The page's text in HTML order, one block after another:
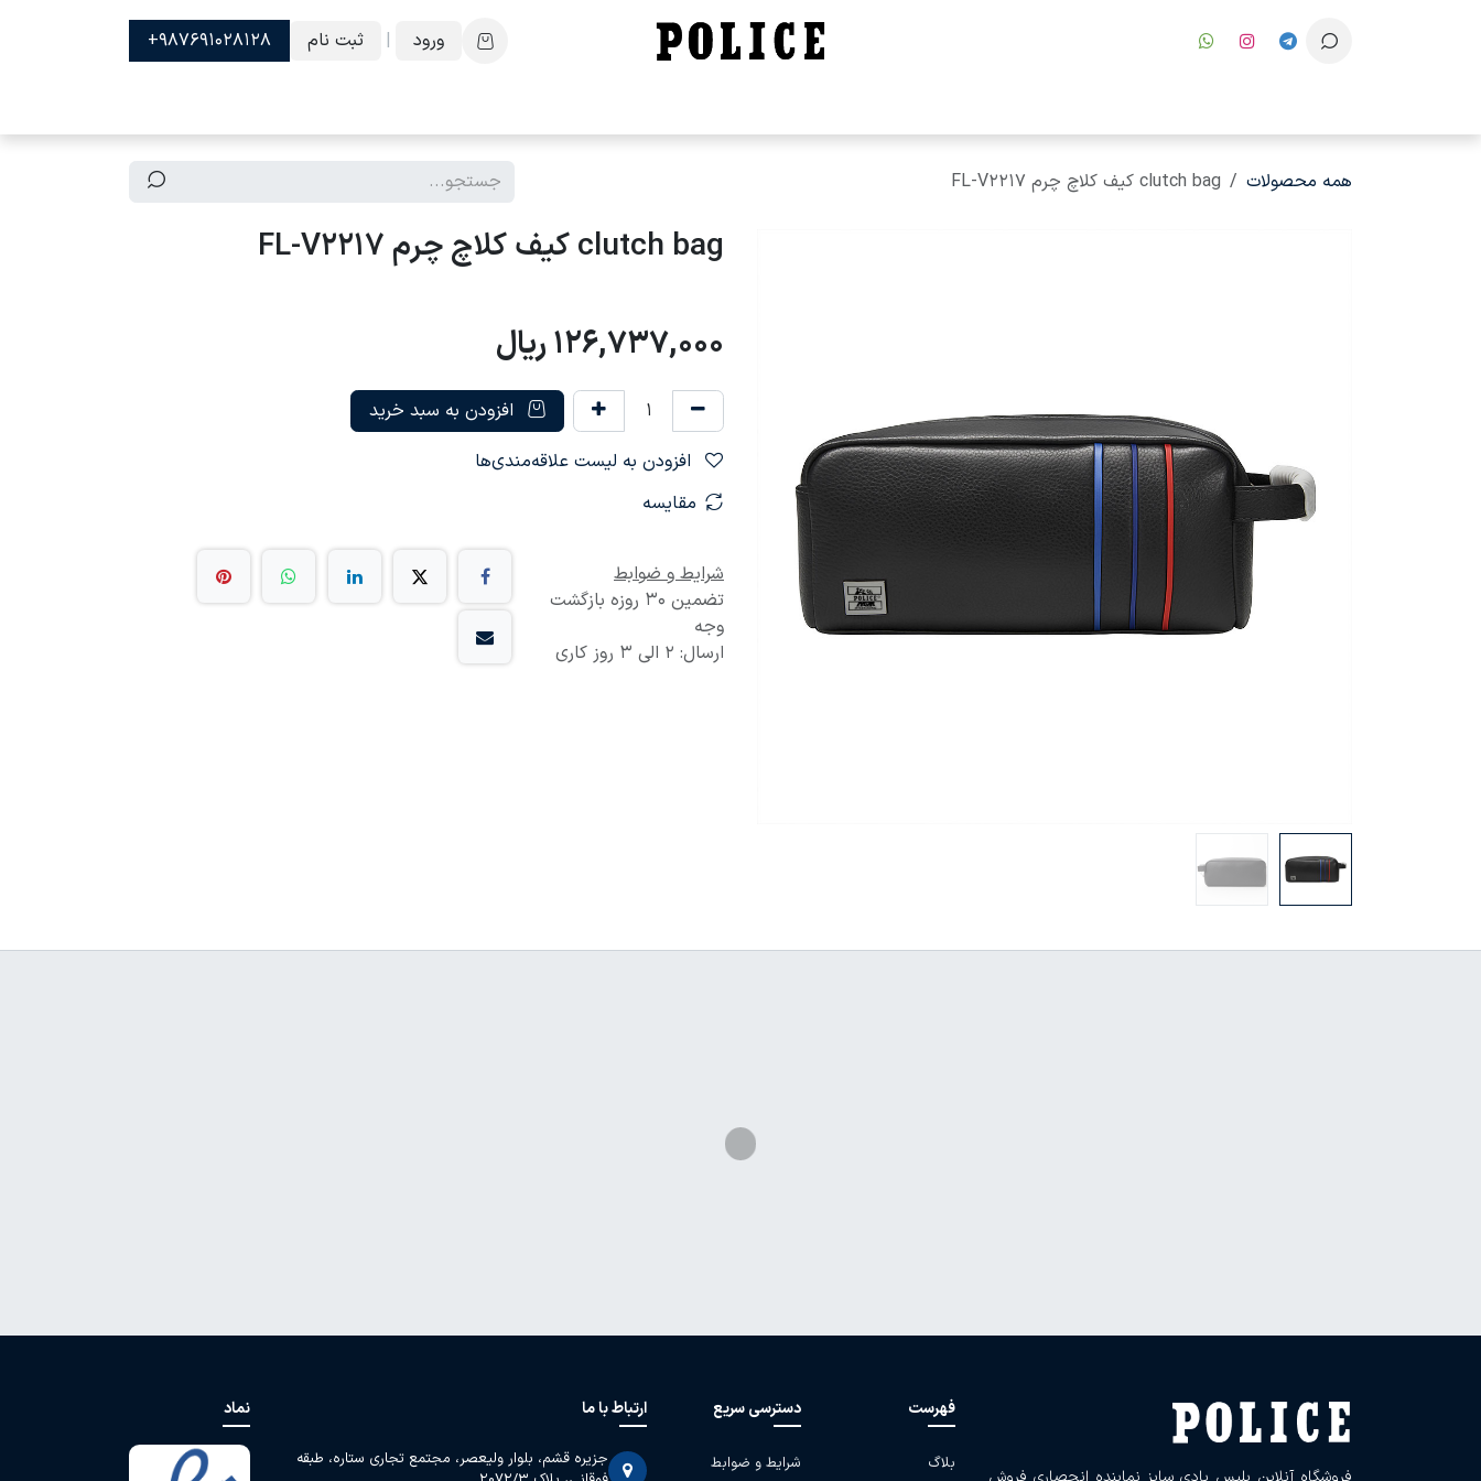
ورود
| ثبت نام 987691028128+
همه محصولات clutch bag کیف کلاچ چرم FL-V2217
clutch bag کیف کلاچ چرم FL-V2217
126,737,000ریال
افزودن به سبد خرید
مقایسه
شرایط و ضوابط
تضمین 30 روزه بازگشت
وجه
ارسال: 2 الی 3 روز کاری
فهرست
بلاگ
دسترسی سریع
شرایط و ضوابط
ارتباط با ما
جزیره قشم، بلوار ولیعصر، مجتمع تجاری ستاره، طبقه
نماد